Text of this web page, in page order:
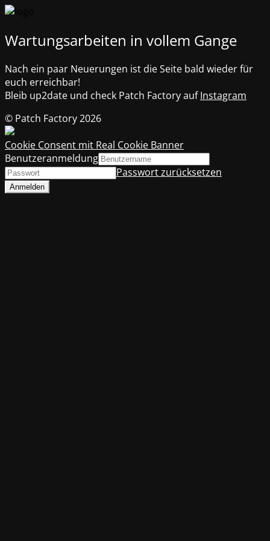
Wartungsarbeiten in vollem Gange
Nach ein paar Neuerungen ist die Seite bald wieder für
euch erreichbar!
Bleib up2date und check Patch Factory aufInstagram
© Patch Factory 2026
Cookie Consent mit Real Cookie Banner
Benutzeranmeldung
Passwort zurücksetzen